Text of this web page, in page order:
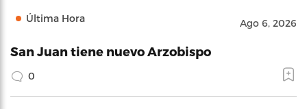
Última Hora Ago 6, 2026
San Juan tiene nuevo Arzobispo
0